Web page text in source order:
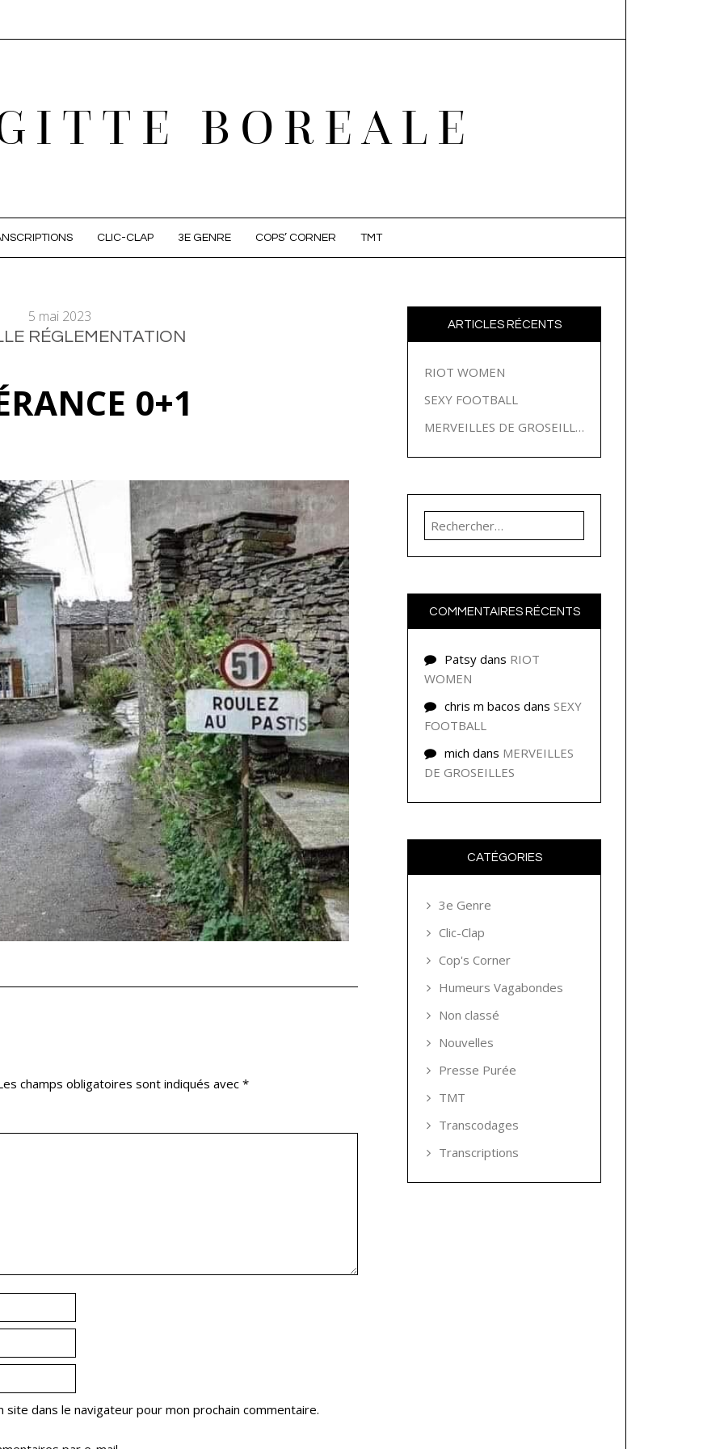
BOREALE
CLIC-CLAP 3E GENRE COPS’ CORNER TMT
5 mai 2023
RÉGLEMENTATION
0+1
champs obligatoires sont indiqués avec *
dans le navigateur pour mon prochain commentaire.
ARTICLES RÉCENTS
RIOT WOMEN
SEXY FOOTBALL
MERVEILLES DE GROSEILLES
Rechercher :
COMMENTAIRES RÉCENTS
Patsy dans RIOT
WOMEN
chris m bacos dans SEXY
FOOTBALL
mich dans MERVEILLES
DE GROSEILLES
CATÉGORIES
3e Genre
Clic-Clap
Cop's Corner
Humeurs Vagabondes
Non classé
Nouvelles
Presse Purée
TMT
Transcodages
Transcriptions